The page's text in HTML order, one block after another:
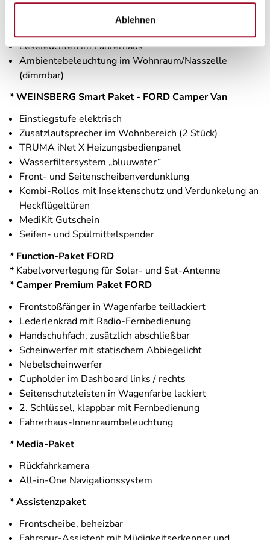
Ablehnen
Stück)
USB-Steckdose (1 Stück), im Küchenbereich
Leseleuchten im Fahrerhaus
Ambientebeleuchtung im Wohnraum/Nasszelle
(dimmbar)
* WEINSBERG Smart Paket - FORD Camper Van
Einstiegstufe elektrisch
Zusatzlautsprecher im Wohnbereich (2 Stück)
TRUMA iNet X Heizungsbedienpanel
Wasserfiltersystem „bluuwater“
Front- und Seitenscheibenverdunklung
Kombi-Rollos mit Insektenschutz und Verdunkelung an
Heckflügeltüren
MediKit Gutschein
Seifen- und Spülmittelspender
* Function-Paket FORD
* Kabelvorverlegung für Solar- und Sat-Antenne
* Camper Premium Paket FORD
Frontstoßfänger in Wagenfarbe teillackiert
Lederlenkrad mit Radio-Fernbedienung
Handschuhfach, zusätzlich abschließbar
Scheinwerfer mit statischem Abbiegelicht
Nebelscheinwerfer
Cupholder im Dashboard links / rechts
Seitenschutzleisten in Wagenfarbe lackiert
2. Schlüssel, klappbar mit Fernbedienung
Fahrerhaus-Innenraumbeleuchtung
* Media-Paket
Rückfahrkamera
All-in-One Navigationssystem
* Assistenzpaket
Frontscheibe, beheizbar